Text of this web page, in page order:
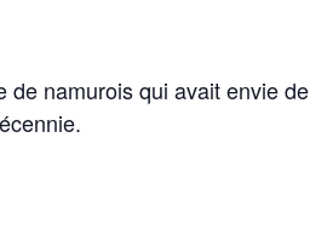
de namurois qui avait envie de